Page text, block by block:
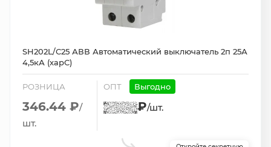
SH202L/С25 АВВ Автоматический выключатель 2п 25А
4,5кА (харС)
РОЗНИЦА
346.44 ₽/
шт.
ОПТ Выгодно
₽/шт.